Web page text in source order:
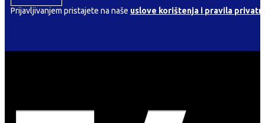
Prijavljivanjem pristajete na naše uslove korištenja i pravila